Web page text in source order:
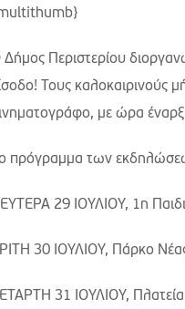
Δήμος Περιστερίου
Τους καλοκαιρινούς
με ώρα
πρόγραμμα των
29 ΙΟΥΛΙΟΥ, 1η
30 ΙΟΥΛΙΟΥ, Πάρκο
31 ΙΟΥΛΙΟΥ,